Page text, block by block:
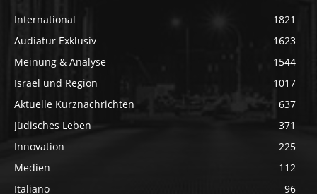
International
1821
Audiatur Exklusiv
1623
Meinung & Analyse
1544
Israel und Region
1017
Aktuelle Kurznachrichten
637
Jüdisches Leben
371
Innovation
225
Medien
112
Italiano
96